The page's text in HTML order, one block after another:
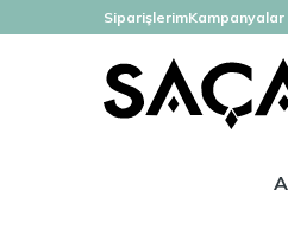
SiparişlerimKampanyalar